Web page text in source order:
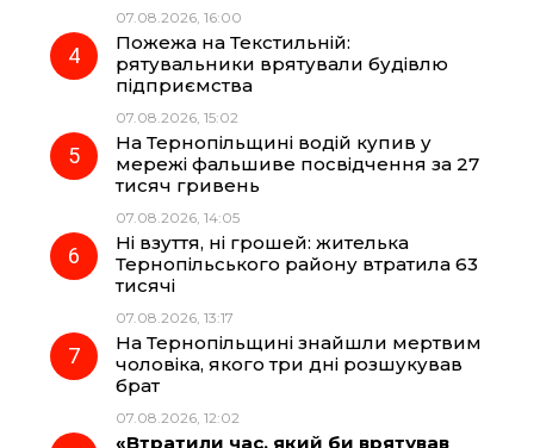
07.08.2026, 16:00
Пожежа на Текстильній:
рятувальники врятували будівлю
підприємства
07.08.2026, 15:02
На Тернопільщині водій купив у
мережі фальшиве посвідчення за 27
тисяч гривень
07.08.2026, 14:05
Ні взуття, ні грошей: жителька
Тернопільського району втратила 63
тисячі
07.08.2026, 13:17
На Тернопільщині знайшли мертвим
чоловіка, якого три дні розшукував
брат
07.08.2026, 12:02
«Втратили час, який би врятував